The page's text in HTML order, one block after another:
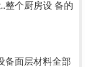
整个厨房设 备的
备面层材料全部